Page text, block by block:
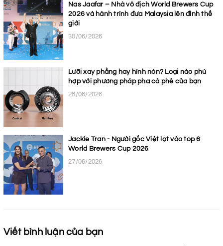
Nas Jaafar – Nhà vô địch World Brewers Cup
2026 và hành trình đưa Malaysia lên đỉnh thế
giới
30/06/2026
Lưỡi xay phẳng hay hình nón? Loại nào phù
hợp với phương pháp pha cà phê của bạn
28/06/2026
Jackie Tran - Người gốc Việt lọt vào top 6
World Brewers Cup 2026
27/06/2026
Viết bình luận của bạn